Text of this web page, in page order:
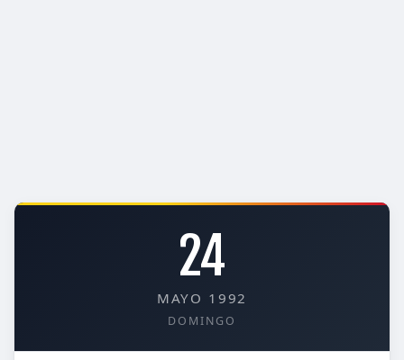
24
MAYO 1992
DOMINGO